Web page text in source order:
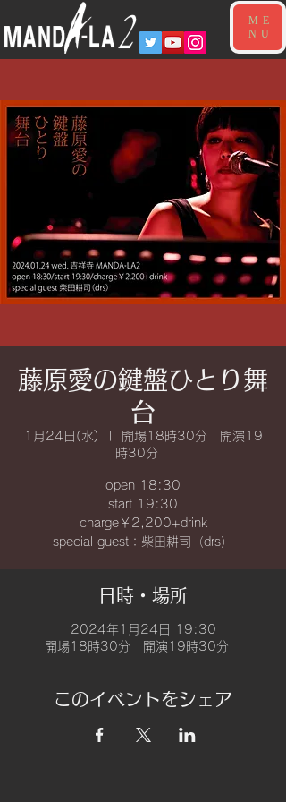
ME
NU
藤原愛の鍵盤ひとり舞
台
1月24日(水)
開場18時30分 開演19
時30分
open 18:30
start 19:30
charge￥2,200+drink
special guest：柴田耕司（drs）
日時・場所
2024年1月24日 19:30
開場18時30分 開演19時30分
このイベントをシェア